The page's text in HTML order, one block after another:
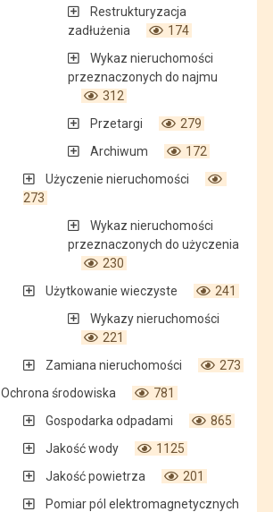
Restrukturyzacja
zadłużenia
174
Wykaz nieruchomości
przeznaczonych do najmu
312
Przetargi
279
Archiwum
172
Użyczenie nieruchomości
273
Wykaz nieruchomości
przeznaczonych do użyczenia
230
Użytkowanie wieczyste
241
Wykazy nieruchomości
221
Zamiana nieruchomości
273
Ochrona środowiska
781
Gospodarka odpadami
865
Jakość wody
1125
Jakość powietrza
201
Pomiar pól elektromagnetycznych